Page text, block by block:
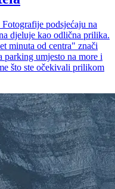
podsjećaju na
djeluje kao odlična prilika.
minuta od centra" znači
parking umjesto na more i
što ste očekivali prilikom